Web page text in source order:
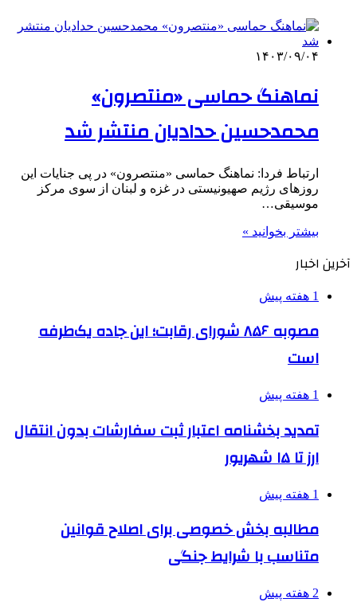
۱۴۰۳/۰۹/۰۴
نماهنگ حماسی «منتصرون»
محمدحسین حدادیان منتشر شد
ارتباط فردا: نماهنگ حماسی «منتصرون» در پی جنایات این
روزهای رژیم صهیونیستی در غزه و لبنان از سوی مرکز
موسیقی…
بیشتر بخوانید »
آخرین اخبار
1 هفته پیش
مصوبه ۸۵۶ شورای رقابت؛ این جاده یک‌طرفه
است
1 هفته پیش
تمدید بخشنامه اعتبار ثبت سفارشات بدون انتقال
ارز تا ۱۵ شهریور
1 هفته پیش
مطالبه بخش خصوصی برای اصلاح قوانین
متناسب با شرایط جنگی
2 هفته پیش